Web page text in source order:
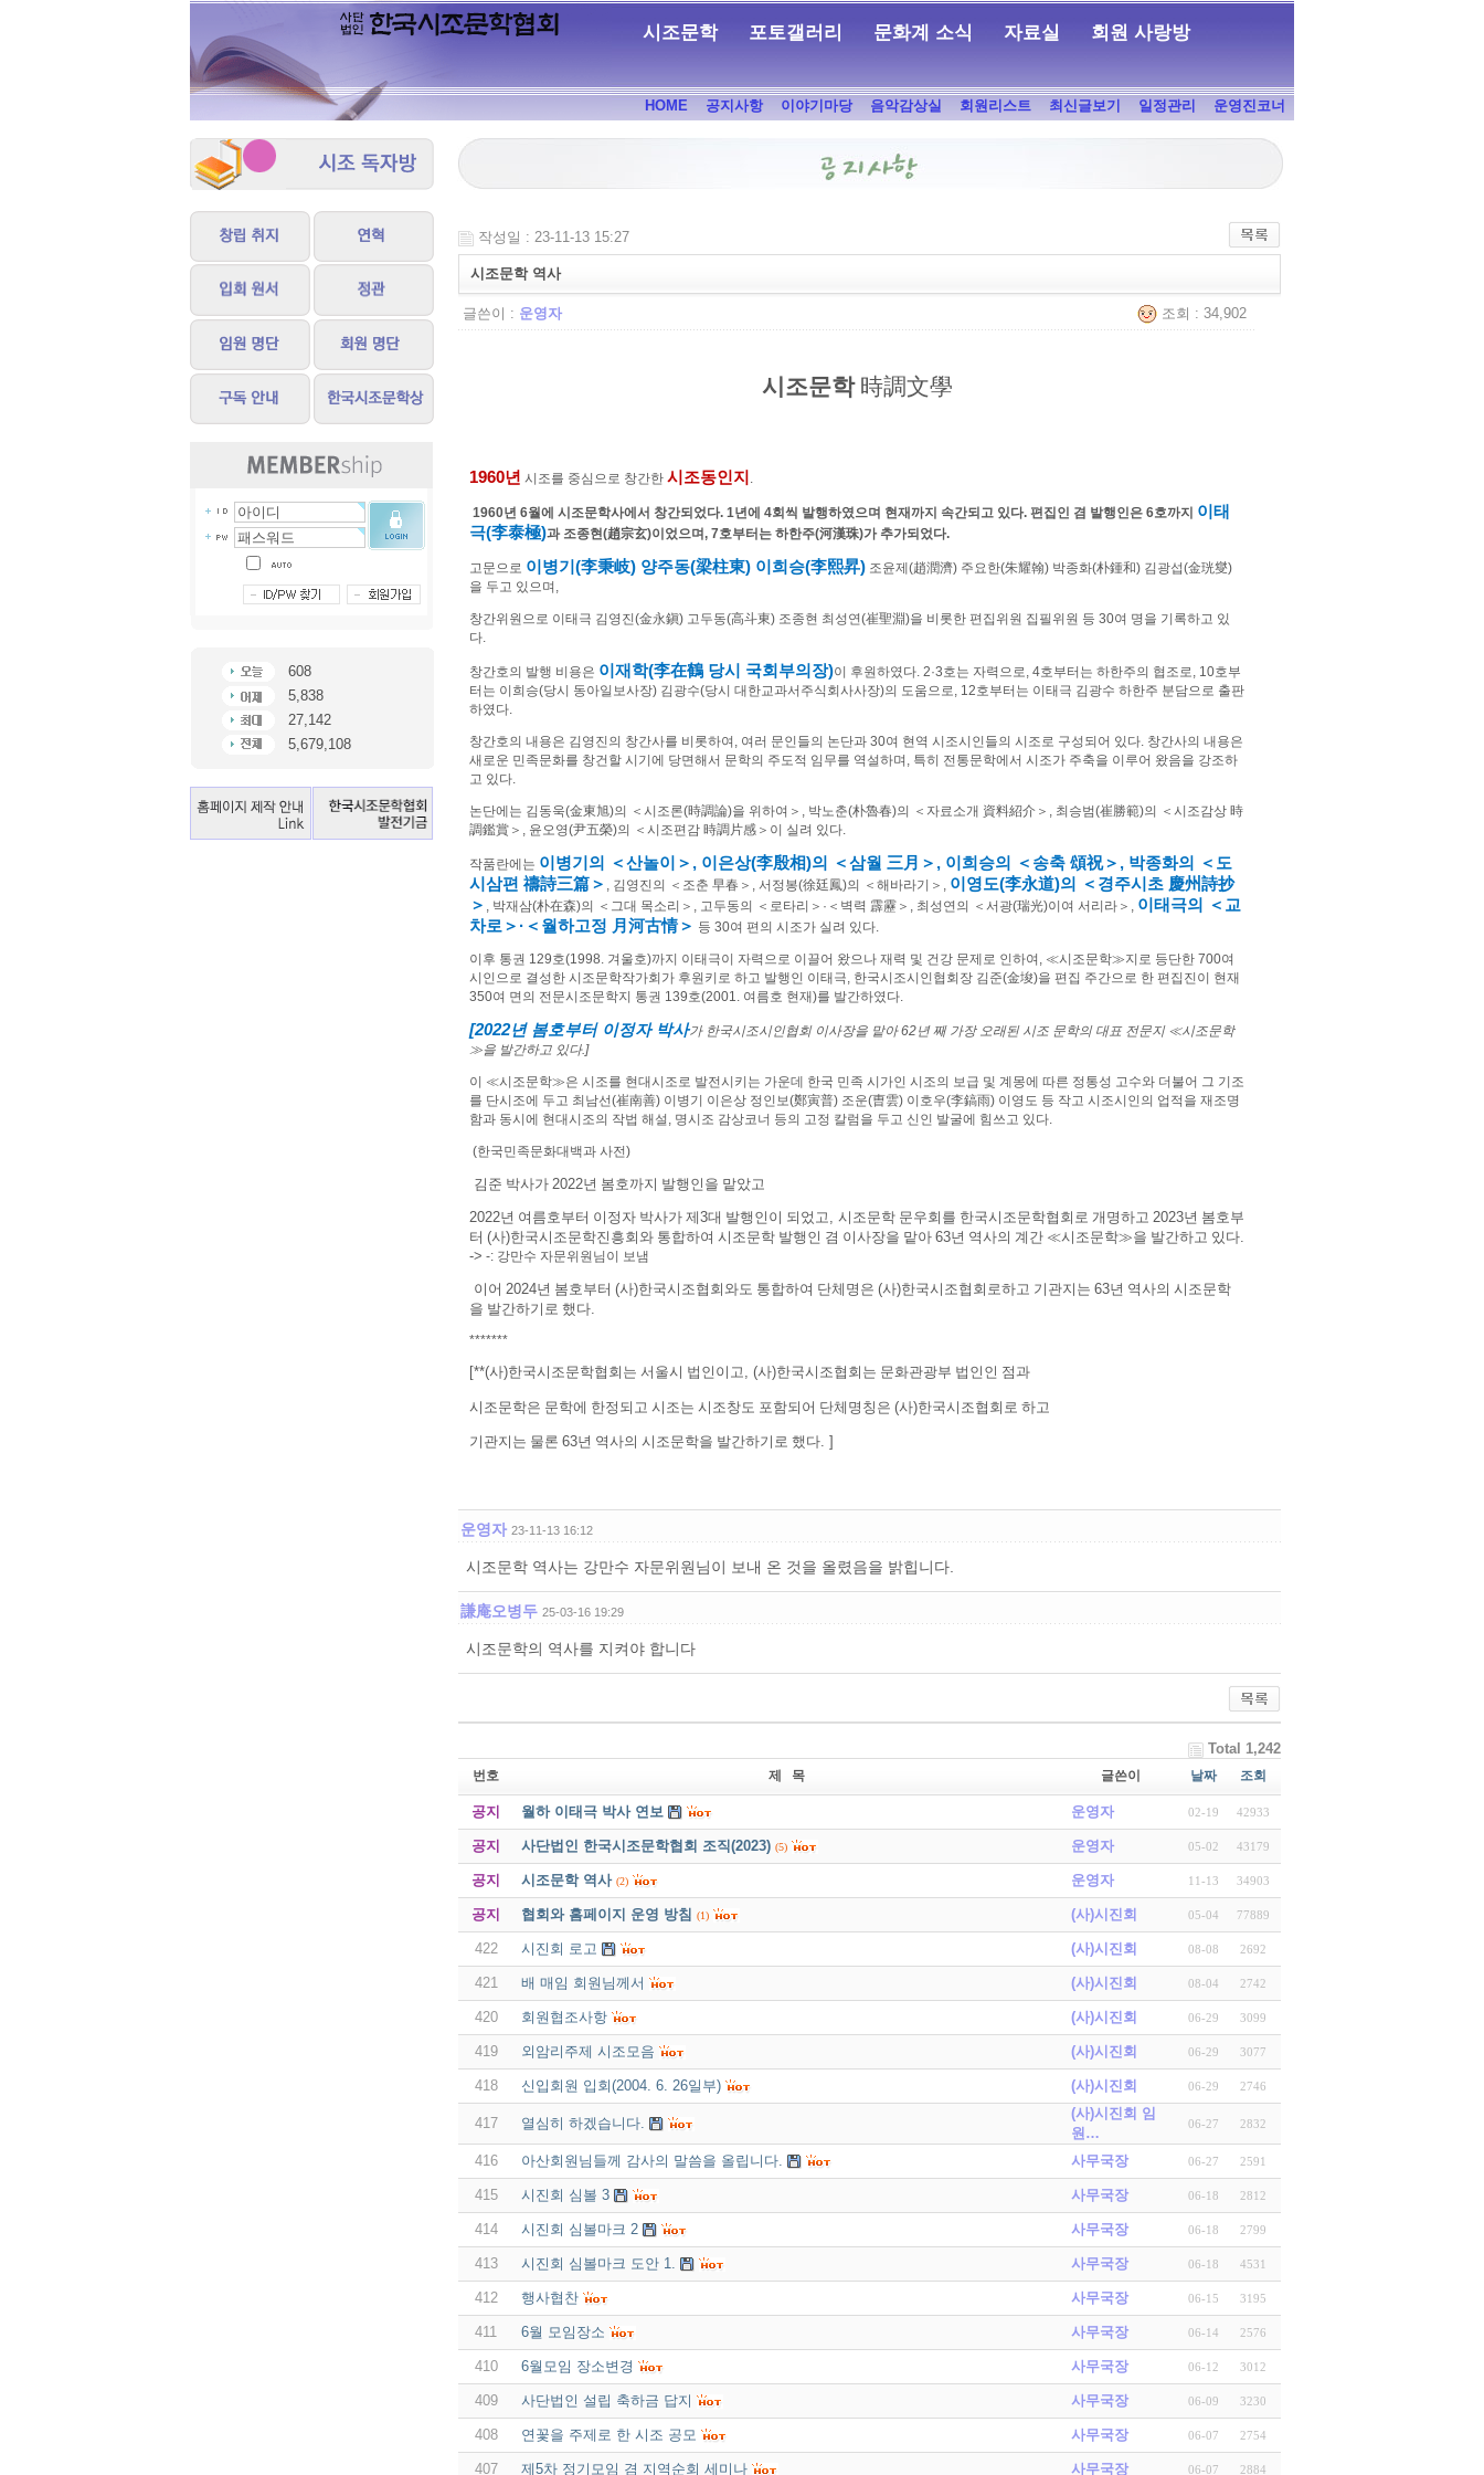
시조문학 포토갤러리 문화계 소식 자료실 회원 사랑방
HOME 공지사항 이야기마당 음악감상실 회원리스트 최신글보기 일정관리 운영진코너
608
5,838
27,142
5,679,108
작성일 : 23-11-13 15:27
시조문학 역사
글쓴이 : 운영자 조회 : 34,902
시조문학 時調文學
1960년 시조를 중심으로 창간한 시조동인지 .
1960년 6월에 시조문학사에서 창간되었다. 1년에 4회씩 발행하였으며 현재까지 속간되고 있다. 편집인 겸 발행인은 6호까지 이태
극(李泰極)과 조종현(趙宗玄)이었으며, 7호부터는 하한주(河漢珠)가 추가되었다.
고문으로 이병기 (李秉岐) 양주동(梁柱東) 이희승(李熙昇) 조윤제 (趙潤濟) 주요한(朱耀翰) 박종화(朴鍾和) 김광섭(金珖燮)
을 두고 있으며 ,
창간위원으로 이태극 김영진(金永鎭) 고두동(高斗東) 조종현 최성연(崔聖淵)을 비롯한 편집위원 집필위원 등 30여 명을 기록하고 있
다.
창간호의 발행 비용은 이재학(李在鶴 당시 국회부의장)이 후원하였다. 2·3호는 자력으로, 4호부터는 하한주의 협조로, 10호부
터는 이희승(당시 동아일보사장) 김광수(당시 대한교과서주식회사사장)의 도움으로, 12호부터는 이태극 김광수 하한주 분담으로 출판
하였다.
창간호의 내용은 김영진의 창간사를 비롯하여 , 여러 문인들의 논단과 30여 현역 시조시인들의 시조로 구성되어 있다. 창간사의 내용은
새로운 민족문화를 창건할 시기에 당면해서 문학의 주도적 임무를 역설하며 , 특히 전통문학에서 시조가 주축을 이루어 왔음을 강조하
고 있다.
논단에는 김동욱(金東旭)의 ＜ 시조론(時調論)을 위하여 ＞ , 박노춘(朴魯春)의 ＜ 자료소개 資料紹介 ＞ , 최승범(崔勝範)의 ＜ 시조감상 時
調鑑賞 ＞ , 윤오영(尹五榮)의 ＜ 시조편감 時調片感 ＞ 이 실려 있다.
작품란에는 이병기의 ＜산놀이 ＞ , 이은상(李殷相)의 ＜삼월 三月 ＞ , 이희승의 ＜ 송축 頌祝＞ , 박종화의 ＜ 도
시삼편 禱詩三篇＞ , 김영진의 ＜ 조춘 早春 ＞ , 서정봉(徐廷鳳)의 ＜ 해바라기 ＞ , 이영도(李永道)의 ＜ 경주시초 慶州詩抄
＞ , 박재삼(朴在森)의 ＜ 그대 목소리 ＞ , 고두동의 ＜ 로타리 ＞ · ＜ 벽력 霹靂 ＞ , 최성연의 ＜ 서광(瑞光)이여 서리라 ＞ , 이태극의 ＜ 교
차로 ＞ · ＜ 월하고정 月河古情＞ 등 30여 편의 시조가 실려 있다.
이후 통권 129호(1998. 겨울호)까지 이태극이 자력으로 이끌어 왔으나 재력 및 건강 문제로 인하여 , ≪시조문학≫지로 등단한 700여
시인으로 결성한 시조문학작가회가 후원키로 하고 발행인 이태극, 한국시조시인협회장 김준(金埈)을 편집 주간으로 한 편집진이 현재
350여 면의 전문시조문학지 통권 139호(2001. 여름호 현재)를 발간하였다.
[2022년 봄호부터 이정자 박사가 한국시조시인협회 이사장을 맡아62년 째 가장 오래된 시조 문학의 대표 전문지 ≪시조문학
≫을 발간하고 있다.]
이 ≪시조문학≫은 시조를 현대시조로 발전시키는 가운데 한국 민족 시가인 시조의 보급 및 계몽에 따른 정통성 고수와 더불어 그 기조
를 단시조에 두고 최남선(崔南善) 이병기 이은상 정인보(鄭寅普) 조운(曺雲) 이호우(李鎬雨) 이영도 등 작고 시조시인의 업적을 재조명
함과 동시에 현대시조의 작법 해설 , 명시조 감상코너 등의 고정 칼럼을 두고 신인 발굴에 힘쓰고 있다.
(한국민족문화대백과 사전)
김준 박사가 2022년 봄호까지 발행인을 맡았고
2022년 여름호부터 이정자 박사가 제3대 발행인이 되었고 시조문학 문우회를 한국시조문학협회로 개명하고 2023년 봄호부
터 (사)한국시조문학진흥회와 통합하여 시조문학 발행인 겸 이사장을 맡아 63년 역사의 계간 ≪시조문학≫을 발간하고 있다
-> -: 강만수 자문위원님이 보냄
이어 2024년 봄호부터 (사)한국시조협회와도 통합하여 단체명은 (사)한국시조협회로하고 기관지는 63년 역사의 시조문학
을 발간하기로 했다
*******
[**(사)한국시조문학협회는 서울시 법인이고, (사)한국시조협회는 문화관광부 법인인 점과
시조문학은 문학에 한정되고 시조는 시조창도 포함되어 단체명칭은 (사)한국시조협회로 하고
기관지는 물론 63년 역사의 시조문학을 발간하기로 했다 . ]
운영자 23-11-13 16:12
시조문학 역사는 강만수 자문위원님이 보내 온 것을 올렸음을 밝힙니다.
謙庵오병두 25-03-16 19:29
시조문학의 역사를 지켜야 합니다
Total 1,242
번호 제 목 글쓴이 날짜 조회
공지 월하 이태극 박사 연보 운영자 02-19 42933
공지 사단법인 한국시조문학협회 조직(2023) (5) 운영자 05-02 43179
공지 시조문학 역사 (2) 운영자 11-13 34903
공지 협회와 홈페이지 운영 방침 (1) (사)시진회 05-04 77889
422 시진회 로고 (사)시진회 08-08 2692
421 배 매임 회원님께서 (사)시진회 08-04 2742
420 회원협조사항 (사)시진회 06-29 3099
419 외암리주제 시조모음 (사)시진회 06-29 3077
418 신입회원 입회(2004. 6. 26일부) (사)시진회 06-29 2746
417 열심히 하겠습니다.
(사)시진회 임
원…
06-27 2832
416 아산회원님들께 감사의 말씀을 올립니다. 사무국장 06-27 2591
415 시진회 심볼 3 사무국장 06-18 2812
414 시진회 심볼마크 2 사무국장 06-18 2799
413 시진회 심볼마크 도안 1. 사무국장 06-18 4531
412 행사협찬 사무국장 06-15 3195
411 6월 모임장소 사무국장 06-14 2576
410 6월모임 장소변경 사무국장 06-12 3012
409 사단법인 설립 축하금 답지 사무국장 06-09 3230
408 연꽃을 주제로 한 시조 공모 사무국장 06-07 2754
407 제5차 정기모임 겸 지역순회 세미나 사무국장 06-07 2884